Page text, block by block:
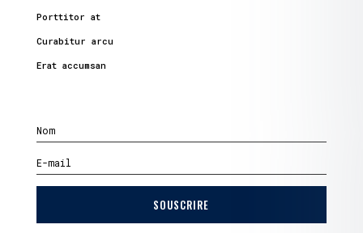
Porttitor at
Curabitur arcu
Erat accumsan
SOUSCRIRE